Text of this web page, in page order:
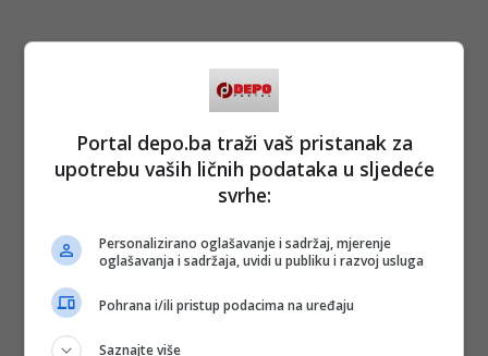
Portal depo.ba traži vaš pristanak za
upotrebu vaših ličnih podataka u sljedeće
svrhe:
Personalizirano oglašavanje i sadržaj, mjerenje
oglašavanja i sadržaja, uvidi u publiku i razvoj usluga
Pohrana i/ili pristup podacima na uređaju
Saznajte više